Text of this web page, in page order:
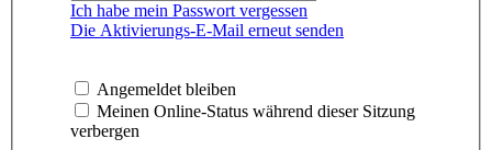
Ich habe mein Passwort vergessen
Die Aktivierungs-E-Mail erneut senden
Angemeldet bleiben
Meinen Online-Status während dieser Sitzung
verbergen